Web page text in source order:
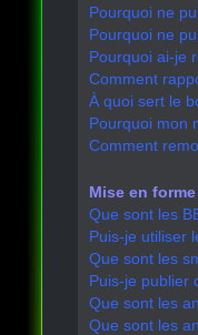
Pourquoi ne
Pourquoi ne
Pourquoi ai-je
Comment
À quoi sert le
Pourquoi mon
Comment
Mise en
Que sont les
Puis-je utiliser
Que sont les
Puis-je publier
Que sont les
Que sont les